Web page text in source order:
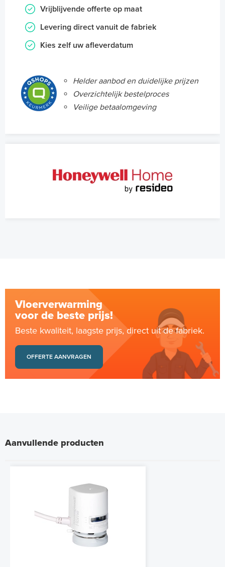
Vrijblijvende offerte op maat
Levering direct vanuit de fabriek
Kies zelf uw afleverdatum
Helder aanbod en duidelijke prijzen
Overzichtelijk bestelproces
Veilige betaalomgeving
Vloerverwarming
voor de beste prijs!
Beste kwaliteit, laagste prijs, direct uit de fabriek.
OFFERTE AANVRAGEN
Aanvullende producten